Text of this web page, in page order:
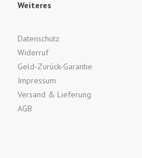
Weiteres
Datenschutz
Widerruf
Geld-Zurück-Garantie
Impressum
Versand & Lieferung
AGB